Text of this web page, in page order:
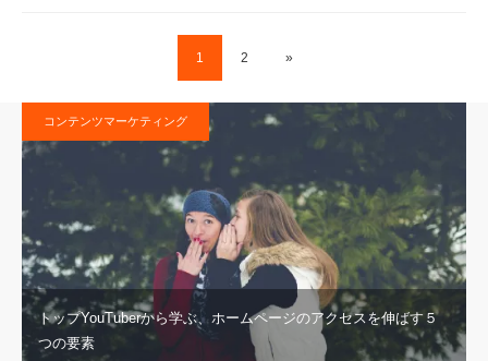
1 2 »
コンテンツマーケティング
トップYouTuberから学ぶ、ホームページのアクセスを伸ばす５
つの要素